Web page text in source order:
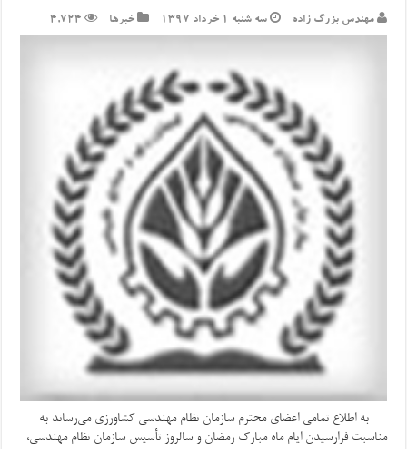
مهندس بزرگ زاده سه شنبه ۱ خرداد ۱۳۹۷ خبرها 4,724
به اطلاع تمامی اعضای محترم سازمان نظام مهندسی کشاورزی می‌رساند به
مناسبت فرارسیدن ایام ماه مبارک رمضان و سالروز تأسیس سازمان نظام مهندسی،